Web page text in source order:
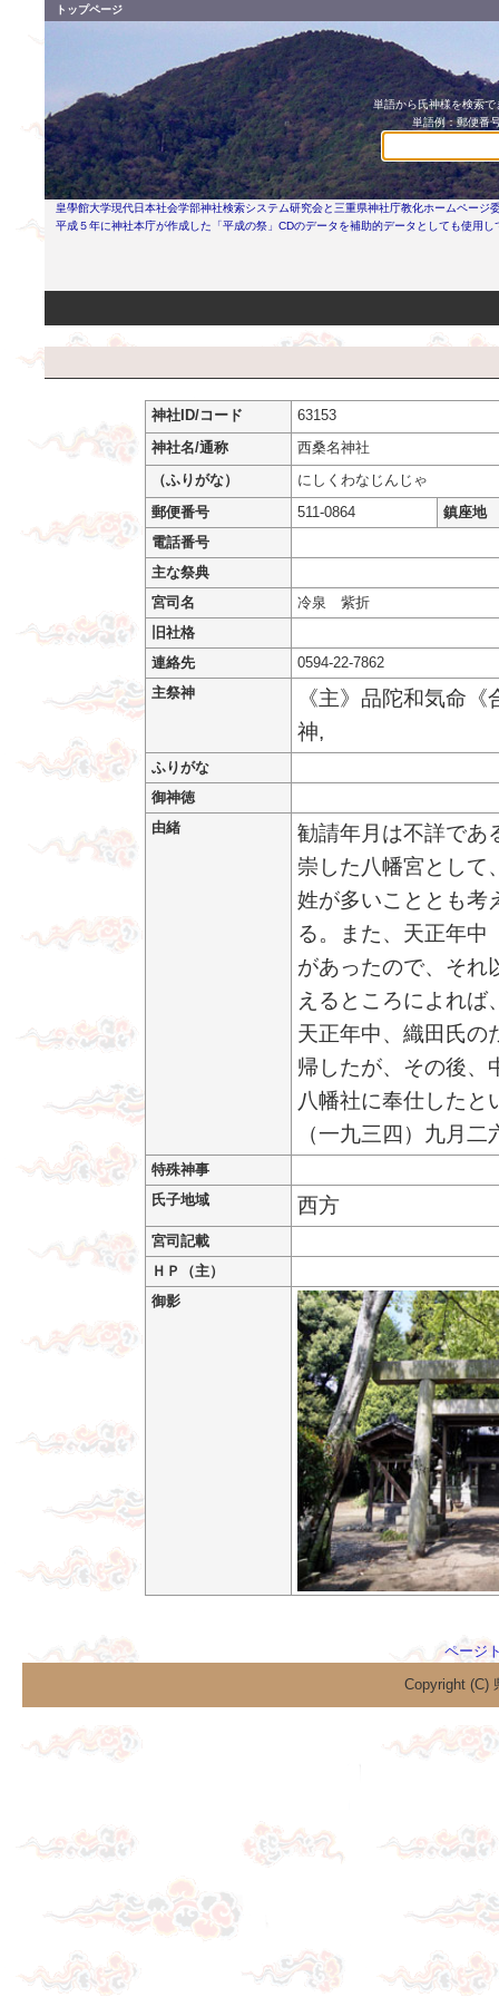
トップページ
単語から氏神様を検索でき
単語例：郵便番
皇學館大学現代日本社会学部神社検索システム研究会と三重県神社庁教化ホームページ
平成５年に神社本庁が作成した「平成の祭」CDのデータを補助的データとしても使用し
神社ID/コード
63153
神社名/通称
西桑名神社
（ふりがな）
にしくわなじんじゃ
郵便番号
511-0864
鎮座地
電話番号
主な祭典
宮司名
冷泉 紫折
旧社格
連絡先
0594-22-7862
主祭神
《主》品陀和気命
神,
ふりがな
御神徳
由緒
勧請年月は不詳であ
崇した八幡宮として
姓が多いこととも考
る。また、天正年中
があったので、それ
えるところによれば
天正年中、織田氏の
帰したが、その後
八幡社に奉仕したと
（一九三四）九月
特殊神事
氏子地域
西方
宮司記載
ＨＰ（主）
御影
ページ
Copyright (C)